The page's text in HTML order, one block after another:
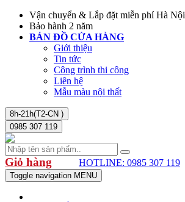
Vận chuyển & Lắp đặt miễn phí Hà Nội
Bảo hành 2 năm
BẢN ĐỒ CỬA HÀNG
Giới thiệu
Tin tức
Công trình thi công
Liên hệ
Mẫu màu nội thất
8h-21h(T2-CN )
0985 307 119
Giỏ hàng HOTLINE: 0985 307 119
Toggle navigation MENU